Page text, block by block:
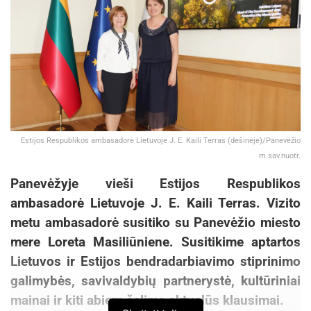
Estijos Respublikos ambasadorė Lietuvoje J. E. Kaili Terras (dešinėje)/Panevėžio
m.sav.nuotr.
Panevėžyje vieši Estijos Respublikos
ambasadorė Lietuvoje J. E. Kaili Terras. Vizito
metu ambasadorė susitiko su Panevėžio miesto
mere Loreta Masiliūniene. Susitikime aptartos
Lietuvos ir Estijos bendradarbiavimo stiprinimo
galimybės, savivaldybių partnerystė, kultūriniai
mainai ir kiti abiem šalims aktualūs klausimai.